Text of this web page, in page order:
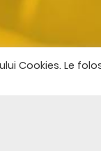
Cookies. Le